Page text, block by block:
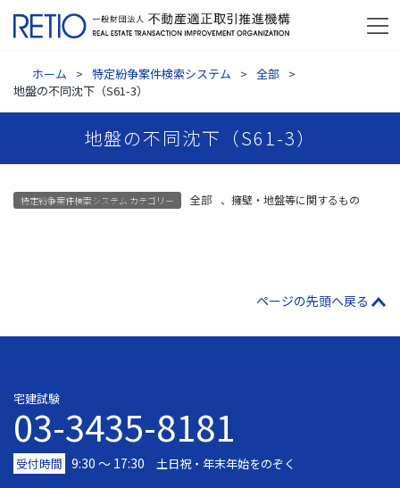
ホーム 特定紛争案件検索システム
全部
地盤の不同沈下（S61-3）
地盤の不同沈下（S61-3）
特定紛争案件検索システム カテゴリー 全部 、 擁壁・地盤等に関するもの
ページの先頭へ戻る
宅建試験
03-3435-8181
受付時間 9:30 〜 17:30 土日祝・年末年始をのぞく